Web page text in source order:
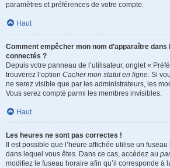
paramètres et préférences de votre compte.
Haut
Comment empêcher mon nom d’apparaître
connectés ?
Depuis votre panneau de l’utilisateur, onglet «
trouverez l’option Cacher mon statut en ligne. Si
ne serez visible que par les administrateurs, les
Vous serez compté parmi les membres invisibles.
Haut
Les heures ne sont pas correctes !
Il est possible que l’heure affichée utilise un
dans lequel vous êtes. Dans ce cas, accédez au
modifiez le fuseau horaire afin qu’il corresponde à